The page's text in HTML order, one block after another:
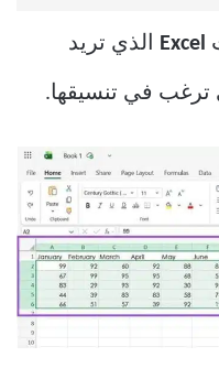
Excel الذي تريد
ترغب في تنسيقها.